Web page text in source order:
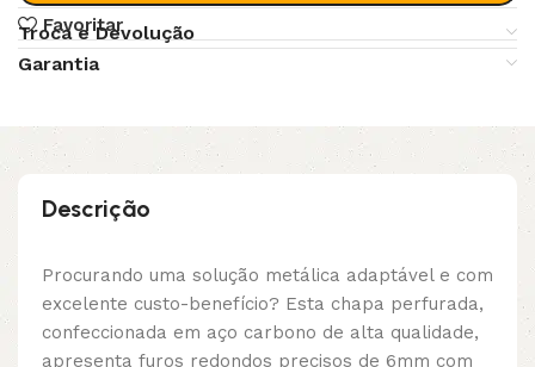
Favoritar
Troca e Devolução
Garantia
Descrição
Procurando uma solução metálica adaptável e com
excelente custo-benefício? Esta chapa perfurada,
confeccionada em aço carbono de alta qualidade,
apresenta furos redondos precisos de 6mm com